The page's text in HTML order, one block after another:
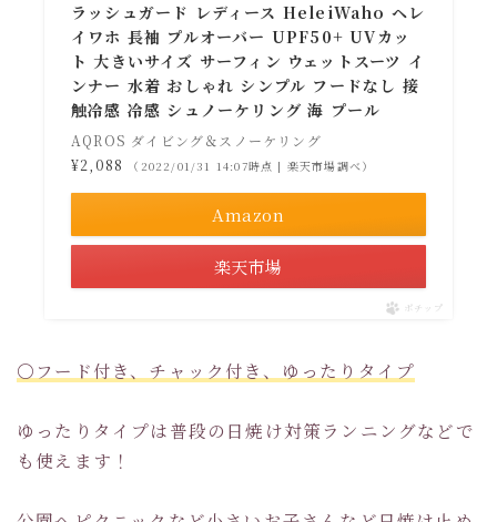
ラッシュガード レディース HeleiWaho ヘレ
イワホ 長袖 プルオーバー UPF50+ UVカッ
ト 大きいサイズ サーフィン ウェットスーツ イ
ンナー 水着 おしゃれ シンプル フードなし 接
触冷感 冷感 シュノーケリング 海 プール
AQROS ダイビング＆スノーケリング
¥2,088
（2022/01/31 14:07時点 | 楽天市場調べ）
Amazon
楽天市場
ポチップ
〇フード付き、チャック付き、ゆったりタイプ
ゆったりタイプは普段の日焼け対策ランニングなどで
も使えます！